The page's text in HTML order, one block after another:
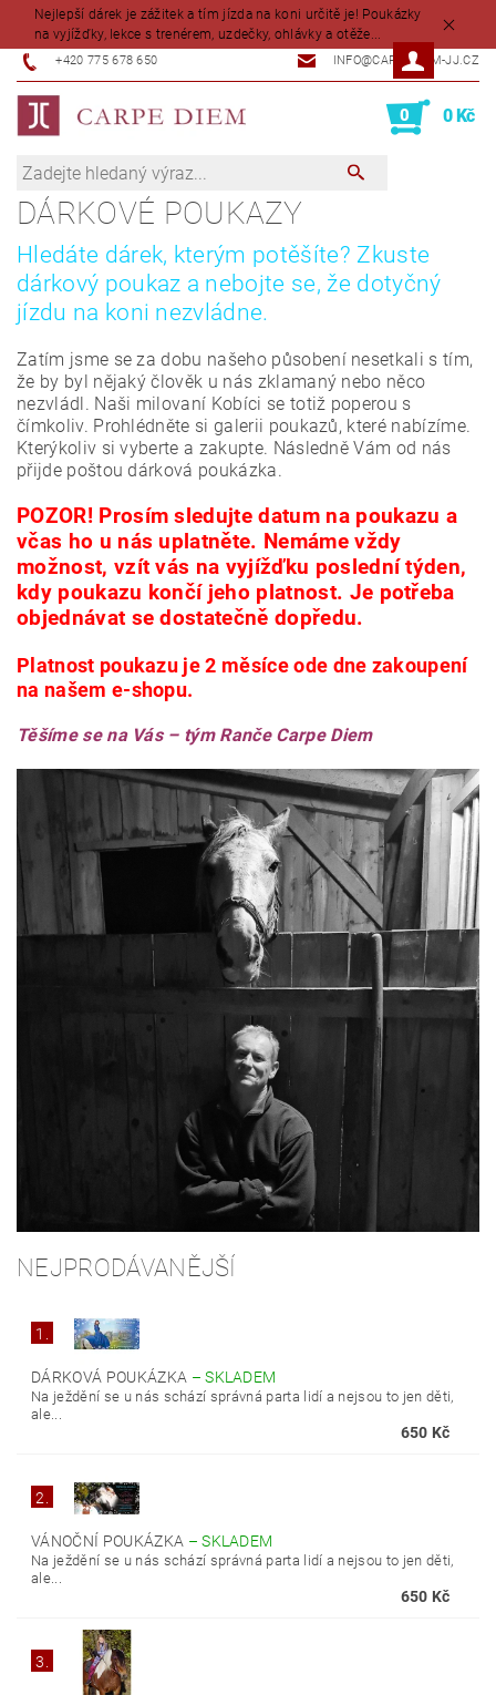
Nejlepší dárek je zážitek a tím jízda na koni určitě je! Poukázky
na vyjížďky, lekce s trenérem, uzdečky, ohlávky a otěže...
+420 775 678 650 INFO@CARPEDIEM-JJ.CZ
0 0 Kč
DÁRKOVÉ POUKAZY
Hledáte dárek, kterým potěšíte? Zkuste
dárkový poukaz a nebojte se, že dotyčný
jízdu na koni nezvládne.
Zatím jsme se za dobu našeho působení nesetkali s tím,
že by byl nějaký člověk u nás zklamaný nebo něco
nezvládl. Naši milovaní Kobíci se totiž poperou s
čímkoliv. Prohlédněte si galerii poukazů, které nabízíme.
Kterýkoliv si vyberte a zakupte. Následně Vám od nás
přijde poštou dárková poukázka.
POZOR! Prosím sledujte datum na poukazu a
včas ho u nás uplatněte. Nemáme vždy
možnost, vzít vás na vyjížďku poslední týden,
kdy poukazu končí jeho platnost. Je potřeba
objednávat se dostatečně dopředu.
Platnost poukazu je 2 měsíce ode dne zakoupení
na našem e-shopu.
Těšíme se na Vás – tým Ranče Carpe Diem
NEJPRODÁVANĚJŠÍ
1.
DÁRKOVÁ POUKÁZKA –SKLADEM
Na ježdění se u nás schází správná parta lidí a nejsou to jen děti,
ale...
650 Kč
2.
VÁNOČNÍ POUKÁZKA –SKLADEM
Na ježdění se u nás schází správná parta lidí a nejsou to jen děti,
ale...
650 Kč
3.